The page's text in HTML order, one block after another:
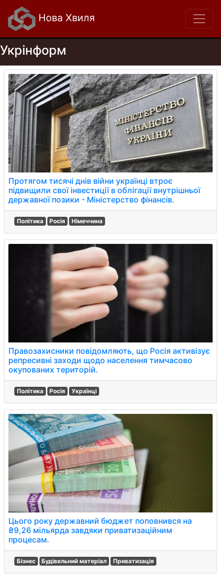
Нова Хвиля
Укрінформ
Протягом тисячі днів війни українці втроє
підвищили свої інвестиції в облігації внутрішньої
державної позики - Міністерство фінансів.
Політика Росія Німеччина
Правозахисники повідомляють, що Росія активізує
репресивні заходи щодо населення тимчасово
окупованих територій.
Політика Росія Українці
Цього року державний бюджет поповнився на
₴9,26 мільярда завдяки приватизаційним
процесам.
Бізнес Будівельний матеріал Приватизація